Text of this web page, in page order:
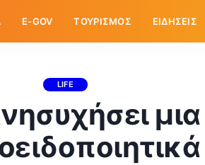
E-GOV ΤΟΥΡΙΣΜΟΣ ΕΙΔΗΣΕΙΣ
LIFE
μια